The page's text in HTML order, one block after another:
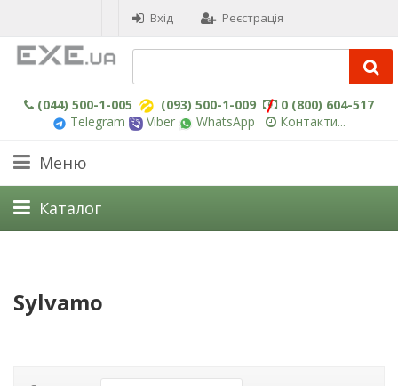
Вхід Реєстрація
(044) 500-1-005 (093) 500-1-009
0 (800) 604-517
Telegram
Viber WhatsApp Контакти...
Меню
Каталог
Sylvamo